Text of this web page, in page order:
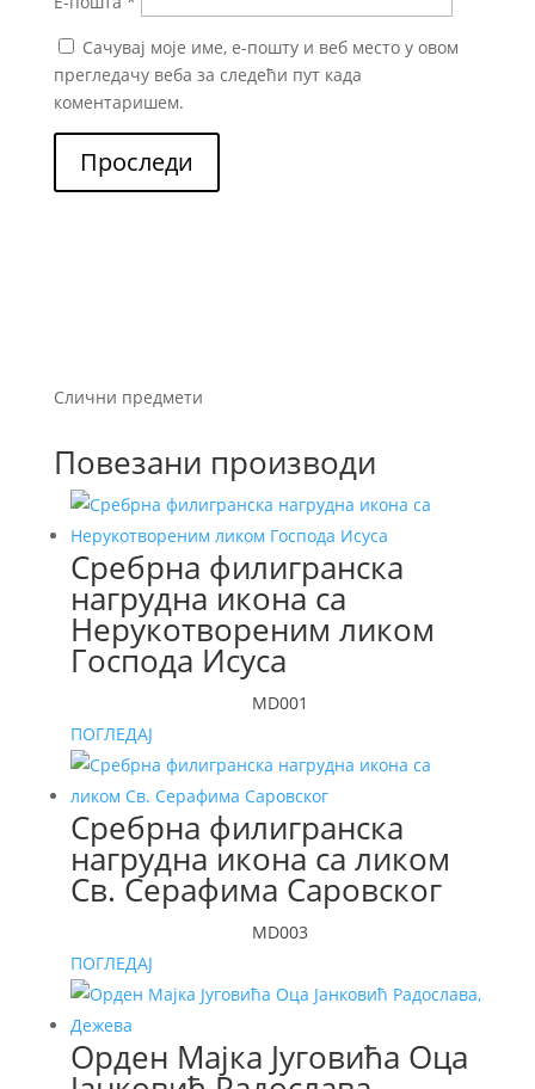
Сачувај моје име, е-пошту и веб место у овом
прегледачу веба за следећи пут када
коментаришем.
Проследи
Слични предмети
Повезани производи
Сребрна филигранска
нагрудна икона са
Нерукотвореним ликом
Господа Исуса
MD001
ПОГЛЕДАЈ
Сребрна филигранска
нагрудна икона са ликом
Св. Серафима Саровског
MD003
ПОГЛЕДАЈ
Орден Мајка Југовића Оца